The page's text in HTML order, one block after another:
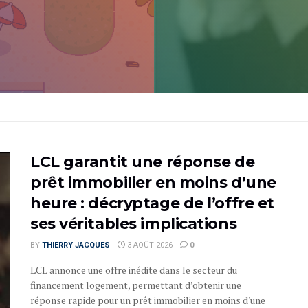
LCL garantit une réponse de
prêt immobilier en moins d’une
heure : décryptage de l’offre et
ses véritables implications
BY THIERRY JACQUES 3 AOÛT 2026 0
LCL annonce une offre inédite dans le secteur du
financement logement, permettant d’obtenir une
réponse rapide pour un prêt immobilier en moins d'une